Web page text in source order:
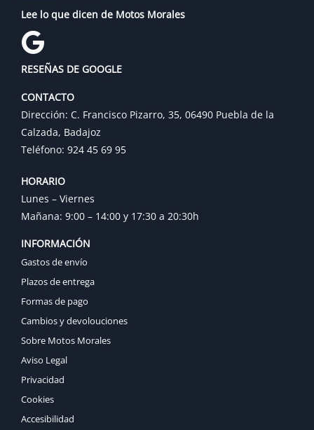
Lee lo que dicen de Motos Morales
RESEÑAS DE GOOGLE
CONTACTO
Dirección: C. Francisco Pizarro, 35, 06490 Puebla de la
Calzada, Badajoz
Teléfono: 924 45 69 95
HORARIO
Lunes – Viernes
Mañana: 9:00 – 14:00 y 17:30 a 20:30h
INFORMACIÓN
Gastos de envío
Plazos de entrega
Formas de pago
Cambios y devolouciones
Sobre Motos Morales
Aviso Legal
Privacidad
Cookies
Accesibilidad